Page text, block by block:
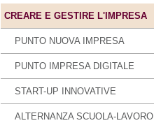
CREARE E GESTIRE L'IMPRESA
PUNTO NUOVA IMPRESA
PUNTO IMPRESA DIGITALE
START-UP INNOVATIVE
ALTERNANZA SCUOLA-LAVORO